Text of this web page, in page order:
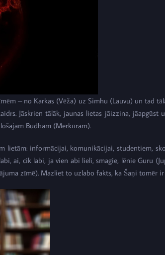
– no Karkas (Vēža) uz Simhu (Lauvu) un tad
Jāskrien tālāk, jaunas lietas jāizzina, jāapgūst
Budham (Merkūram).
lietām: informācijai, komunikācijai, studentiem,
ai, cik labi, ja vien abi lieli, smagie, lēnie Guru
zīmē). Mazliet to uzlabo fakts, ka Šaņi tomēr ir